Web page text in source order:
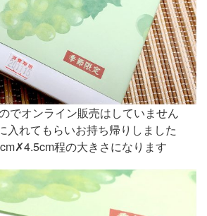
でオンライン販売はしていません
入れてもらいお持ち帰りしました
程の大きさになります